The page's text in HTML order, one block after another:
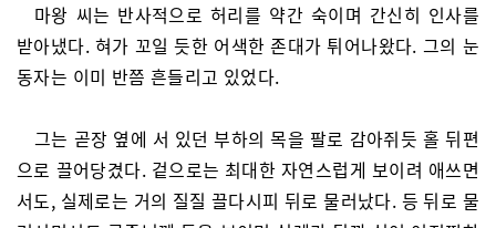
마왕 씨는 반사적으로 허리를 약간 숙이며 간신히 인사를
받아냈다. 혀가 꼬일 듯한 어색한 존대가 튀어나왔다. 그의 눈
동자는 이미 반쯤 흔들리고 있었다.
그는 곧장 옆에 서 있던 부하의 목을 팔로 감아쥐듯 홀 뒤편
으로 끌어당겼다. 겉으로는 최대한 자연스럽게 보이려 애쓰면
서도, 실제로는 거의 질질 끌다시피 뒤로 물러났다. 등 뒤로 물